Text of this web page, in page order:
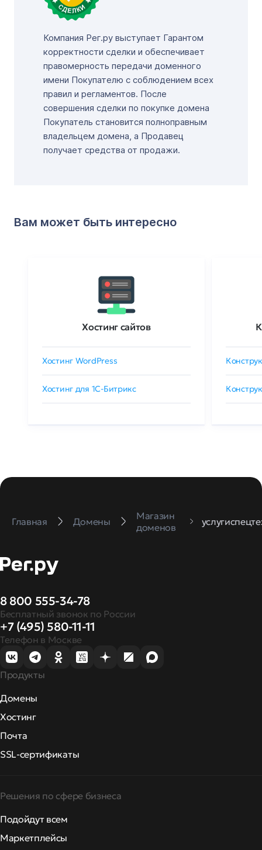
Компания Рег.ру выступает Гарантом
корректности сделки и обеспечивает
правомерность передачи доменного
имени Покупателю с соблюдением всех
правил и регламентов. После
совершения сделки по покупке домена
Покупатель становится полноправным
владельцем домена, а Продавец
получает средства от продажи.
Вам может быть интересно
Хостинг сайтов
Хостинг WordPress
Хостинг для 1C-Битрикс
Главная Домены
Магазин
доменов
8 800 555-34-78
Бесплатный звонок по России
+7 (495) 580-11-11
Телефон в Москве
Продукты
Домены
Хостинг
Почта
SSL-сертификаты
Решения по сфере бизнеса
Подойдут всем
Маркетплейсы